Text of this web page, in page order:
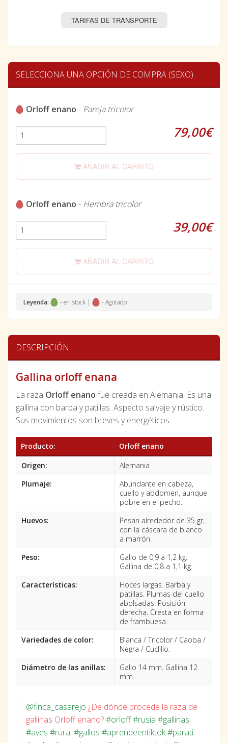
TARIFAS DE TRANSPORTE
SELECCIONA UNA OPCIÓN DE COMPRA (SEXO)
Orloff enano - Pareja tricolor
79,00€
AÑADIR AL CARRITO
Orloff enano - Hembra tricolor
39,00€
AÑADIR AL CARRITO
Leyenda: - en stock | - Agotado
DESCRIPCIÓN
Gallina orloff enana
La raza Orloff enano fue creada en Alemania. Es una
gallina con barba y patillas. Aspecto salvaje y rústico.
Sus movimientos son breves y energéticos.
Producto:
Orloff enano
Origen:
Alemania
Plumaje:
Abundante en cabeza,
cuello y abdomen, aunque
pobre en el pecho.
Huevos:
Pesan alrededor de 35 gr,
con la cáscara de blanco
a marrón.
Peso:
Gallo de 0,9 a 1,2 kg.
Gallina de 0,8 a 1,1 kg.
Características:
Hoces largas. Barba y
patillas. Plumas del cuello
abolsadas. Posición
derecha. Cresta en forma
de frambuesa.
Variedades de color:
Blanca / Tricolor / Caoba /
Negra / Cuclillo.
Diámetro de las anillas:
Gallo 14 mm. Gallina 12
mm.
@finca_casarejo ¿De dónde procede la raza de
gallinas Orloff enano?#orloff#rusia #gallinas
#aves #rural #gallos #aprendeentiktok#parati